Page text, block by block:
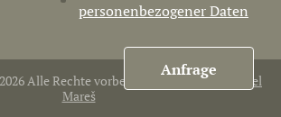
personenbezogener Daten
Alle Rechte vorbehalten. Erstellt von
Pavel
Mareš
Anfrage